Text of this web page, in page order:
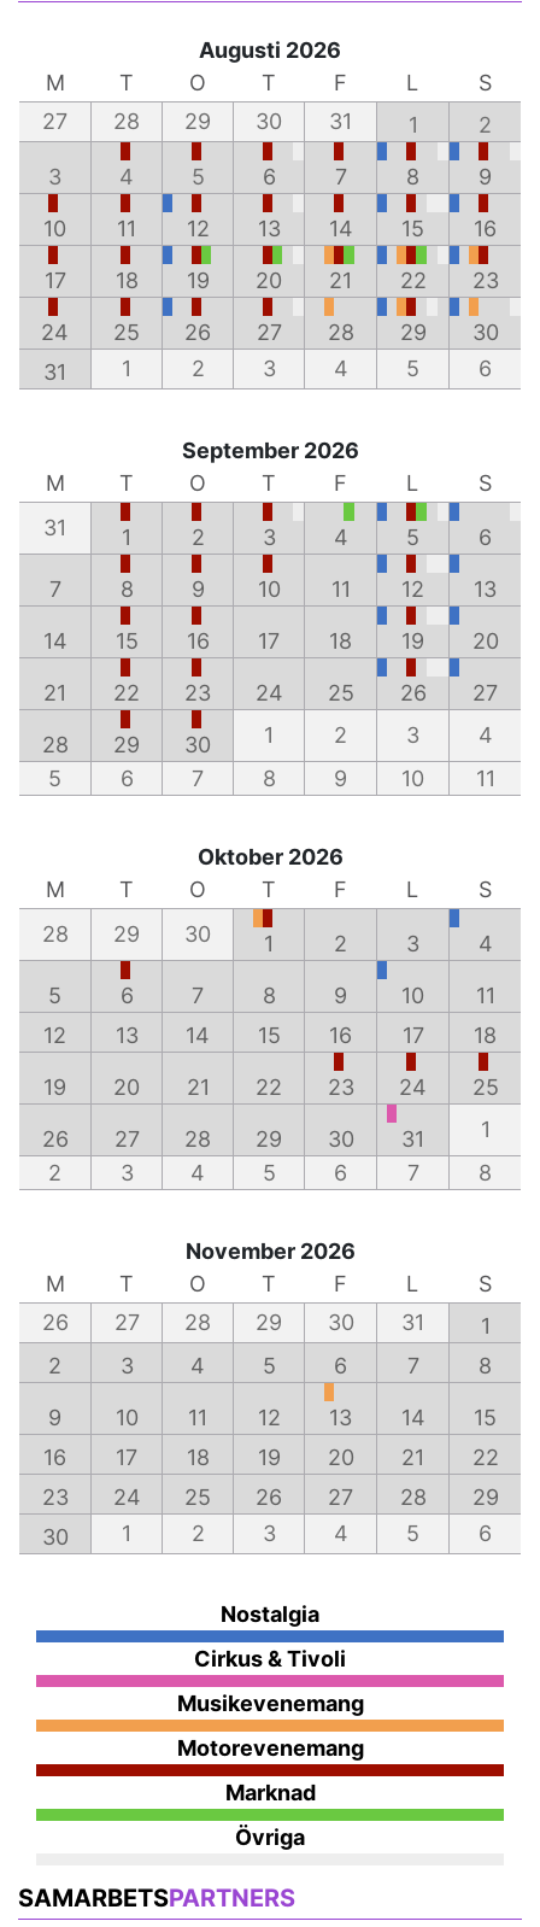
Augusti 2026
M
T O T F L
S
27
28 29 30 31 1 2
3 4 5 6 7 8 9
10 11 12 13 14 15 16
17 18 19 20 21 22 23
24 25 26 27 28 29
30
31
1 2 3 4 5 6
September 2026
M
T O T F L
S
31
1 2 3 4 5 6
7 8 9 10 11 12 13
14 15 16 17 18 19 20
21 22 23 24 25 26 27
28 29 30 1 2 3
4
5
6 7 8 9 10 11
Oktober 2026
M
T O T F L
S
28
29 30 1 2 3 4
5 6 7 8 9 10
11
12
13 14 15 16 17 18
19 20 21 22 23 24 25
26 27 28 29 30 31
1
2
3 4 5 6 7 8
November 2026
M
T O T F L
S
26
27 28 29 30 31
1
2
3 4 5 6 7 8
9 10 11 12 13 14
15
16
17 18 19 20 21
22
23
24 25 26 27 28
29
30
1 2 3 4 5 6
Nostalgia
Cirkus & Tivoli
Musikevenemang
Motorevenemang
Marknad
Övriga
SAMARBETSPARTNERS